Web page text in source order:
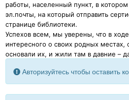
работы, населенный пункт, в
эл.почты, на который отправить
странице библиотеки.
Успехов всем, мы уверены, что в
интересного о своих родных местах,
основали их, и жили там в давние –
Авторизуйтесь чтобы оставить